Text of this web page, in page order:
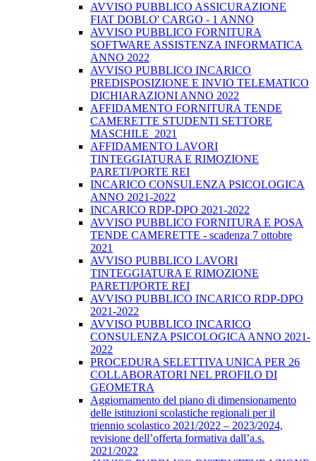
AVVISO PUBBLICO ASSICURAZIONE
FIAT DOBLO' CARGO - 1 ANNO
AVVISO PUBBLICO FORNITURA
SOFTWARE ASSISTENZA INFORMATICA
ANNO 2022
AVVISO PUBBLICO INCARICO
PREDISPOSIZIONE E INVIO TELEMATICO
DICHIARAZIONI ANNO 2022
AFFIDAMENTO FORNITURA TENDE
CAMERETTE STUDENTI SETTORE
MASCHILE_2021
AFFIDAMENTO LAVORI
TINTEGGIATURA E RIMOZIONE
PARETI/PORTE REI
INCARICO CONSULENZA PSICOLOGICA
ANNO 2021-2022
INCARICO RDP-DPO 2021-2022
AVVISO PUBBLICO FORNITURA E POSA
TENDE CAMERETTE - scadenza 7 ottobre
2021
AVVISO PUBBLICO LAVORI
TINTEGGIATURA E RIMOZIONE
PARETI/PORTE REI
AVVISO PUBBLICO INCARICO RDP-DPO
2021-2022
AVVISO PUBBLICO INCARICO
CONSULENZA PSICOLOGICA ANNO 2021-
2022
PROCEDURA SELETTIVA UNICA PER 26
COLLABORATORI NEL PROFILO DI
GEOMETRA
Aggiornamento del piano di dimensionamento
delle istituzioni scolastiche regionali per il
triennio scolastico 2021/2022 – 2023/2024,
revisione dell’offerta formativa dall’a.s.
2021/2022